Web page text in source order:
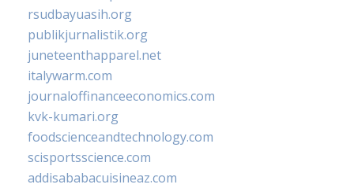
rsudbayuasih.org
publikjurnalistik.org
juneteenthapparel.net
italywarm.com
journaloffinanceeconomics.com
kvk-kumari.org
foodscienceandtechnology.com
scisportsscience.com
addisababacuisineaz.com